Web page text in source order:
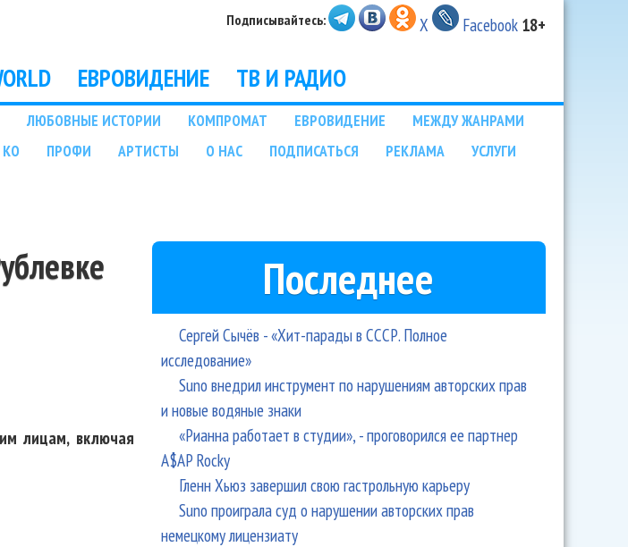
Подписывайтесь: X Facebook 18+
ЕВРОВИДЕНИЕ ТВ И РАДИО
ЛЮБОВНЫЕ ИСТОРИИ КОМПРОМАТ ЕВРОВИДЕНИЕ
МЕЖДУ ЖАНРАМИ
ПРОФИ АРТИСТЫ О НАС ПОДПИСАТЬСЯ РЕКЛАМА
УСЛУГИ
лицам, включая
Последнее
Сергей Сычёв - «Хит-парады в СССР. Полное
исследование»
Suno внедрил инструмент по нарушениям авторских прав
и новые водяные знаки
«Рианна работает в студии», - проговорился ее партнер
A$AP Rocky
Гленн Хьюз завершил свою гастрольную карьеру
Suno проиграла суд о нарушении авторских прав
немецкому лицензиату